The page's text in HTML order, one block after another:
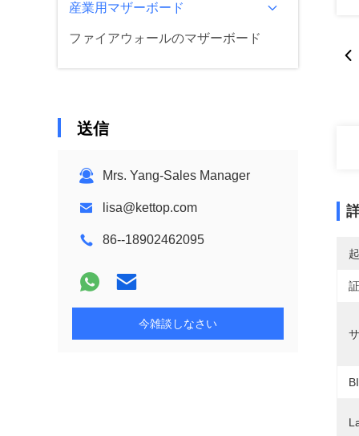
産業用マザーボード
ファイアウォールのマザーボード
送信
Mrs. Yang-Sales Manager
lisa@kettop.com
86--18902462095
今雑談しなさい